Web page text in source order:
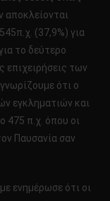
αποκλείονται
(37,9%) για
το δεύτερο
επιχειρήσεις των
ότι ο
εγκληματιών και
475 π.χ. όπου οι
Παυσανία σαν
ενημέρωσε ότι οι